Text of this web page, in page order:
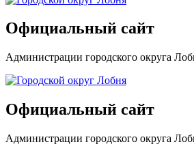
Официальный сайт
Администрации городского округа
Официальный сайт
Администрации городского округа